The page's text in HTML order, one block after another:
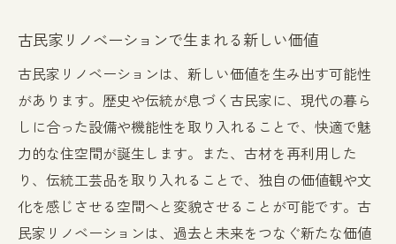
古民家リノベーションで生まれる新しい価値
古民家リノベーションは、新しい価値を生み出す可能性
があります。歴史や伝統が息づく古民家に、現代の暮ら
しに合った設備や機能性を取り入れることで、快適で魅
力的な住空間が誕生します。また、古材を再利用した
り、伝統工芸品を取り入れることで、独自の価値観や文
化を感じさせる空間へと変貌させることが可能です。古
民家リノベーションは、過去と未来をつなぐ新たな価値